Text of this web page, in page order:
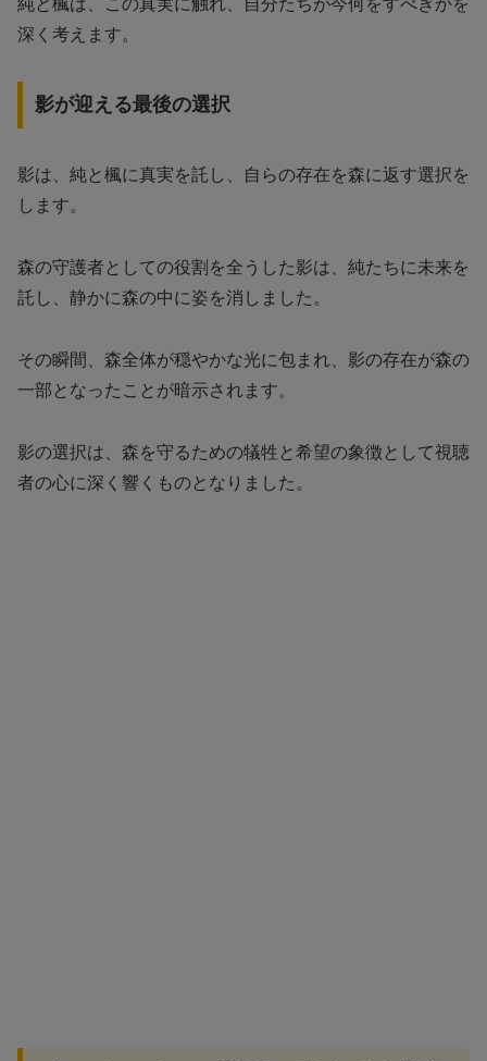
深く考えます。
影が迎える最後の選択
影は、純と楓に真実を託し、自らの存在を森に返す選択を
します。
森の守護者としての役割を全うした影は、純たちに未来を
託し、静かに森の中に姿を消しました。
その瞬間、森全体が穏やかな光に包まれ、影の存在が森の
一部となったことが暗示されます。
影の選択は、森を守るための犠牲と希望の象徴として視聴
者の心に深く響くものとなりました。